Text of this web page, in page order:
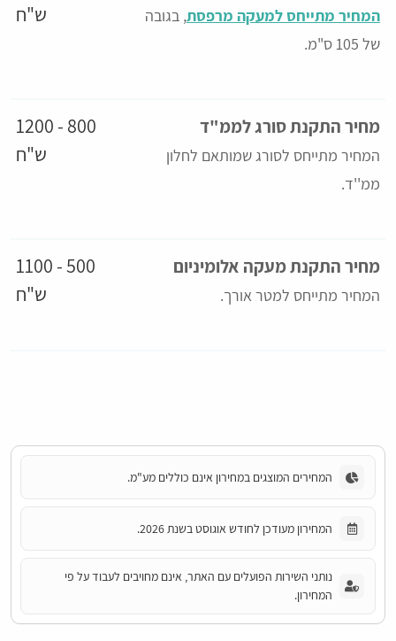
המחיר מתייחס למעקה מרפסת, בגובה
של 105 ס"מ
.
ש"ח
מחיר התקנת סורג לממ"ד
המחיר מתייחס לסורג שמותאם לחלון
ממ''ד.
800 - 1200
ש"ח
מחיר התקנת מעקה אלומיניום
המחיר מתייחס למטר אורך.
500 - 1100
ש"ח
המחירים המוצגים במחירון אינם כוללים מע"מ.
המחירון מעודכן לחודש אוגוסט בשנת 2026.
נותני השירות הפועלים עם האתר, אינם מחויבים לעבוד על פי
המחירון.